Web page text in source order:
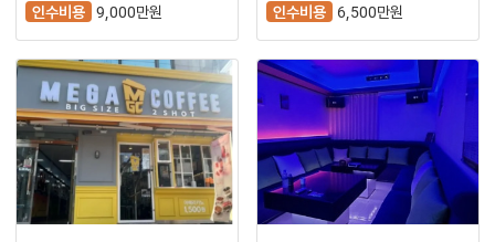
인수비용 9,000만원
인수비용
6,500만원